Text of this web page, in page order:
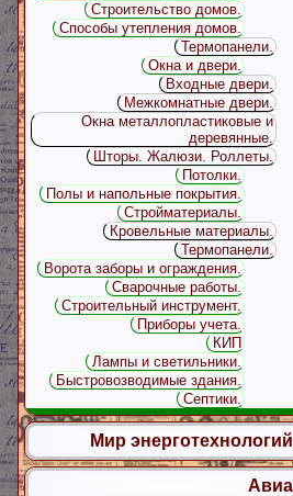
Строительство домов.
Способы утепления домов.
Термопанели.
Окна и двери.
Входные двери.
Межкомнатные двери.
Окна металлопластиковые и
деревянные.
Шторы. Жалюзи. Роллеты.
Потолки.
Полы и напольные покрытия.
Стройматериалы.
Кровельные материалы.
Термопанели.
Ворота заборы и ограждения.
Сварочные работы.
Строительный инструмент.
Приборы учета.
КИП
Лампы и светильники.
Быстровозводимые здания.
Септики.
Мир